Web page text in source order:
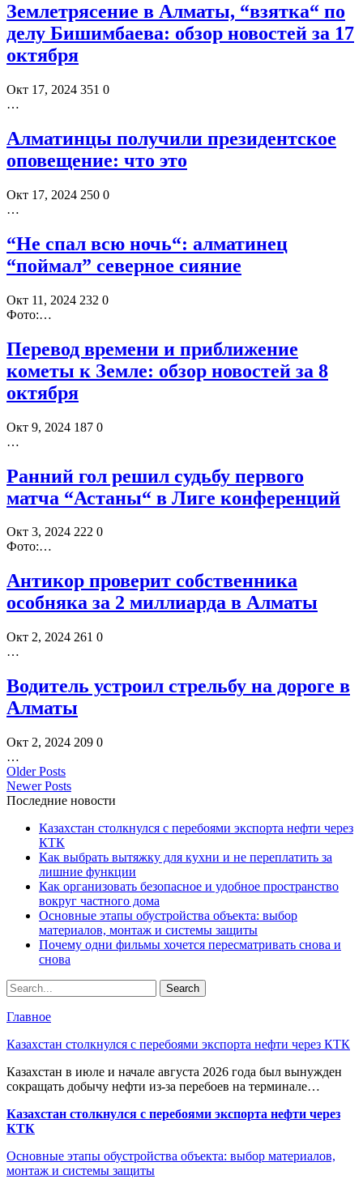
Землетрясение в Алматы, “взятка“ по
делу Бишимбаева: обзор новостей за 17
октября
Окт 17, 2024 351 0
…
Алматинцы получили президентское
оповещение: что это
Окт 17, 2024 250 0
…
“Не спал всю ночь“: алматинец
“поймал” северное сияние
Окт 11, 2024 232 0
Фото:…
Перевод времени и приближение
кометы к Земле: обзор новостей за 8
октября
Окт 9, 2024 187 0
…
Ранний гол решил судьбу первого
матча “Астаны“ в Лиге конференций
Окт 3, 2024 222 0
Фото:…
Антикор проверит собственника
особняка за 2 миллиарда в Алматы
Окт 2, 2024 261 0
…
Водитель устроил стрельбу на дороге в
Алматы
Окт 2, 2024 209 0
…
Older Posts
Newer Posts
Последние новости
Казахстан столкнулся с перебоями экспорта нефти через
КТК
Как выбрать вытяжку для кухни и не переплатить за
лишние функции
Как организовать безопасное и удобное пространство
вокруг частного дома
Основные этапы обустройства объекта: выбор
материалов, монтаж и системы защиты
Почему одни фильмы хочется пересматривать снова и
снова
Главное
Казахстан столкнулся с перебоями экспорта нефти через КТК
Казахстан в июле и начале августа 2026 года был вынужден
сокращать добычу нефти из-за перебоев на терминале…
Казахстан столкнулся с перебоями экспорта нефти через
КТК
Основные этапы обустройства объекта: выбор материалов,
монтаж и системы защиты